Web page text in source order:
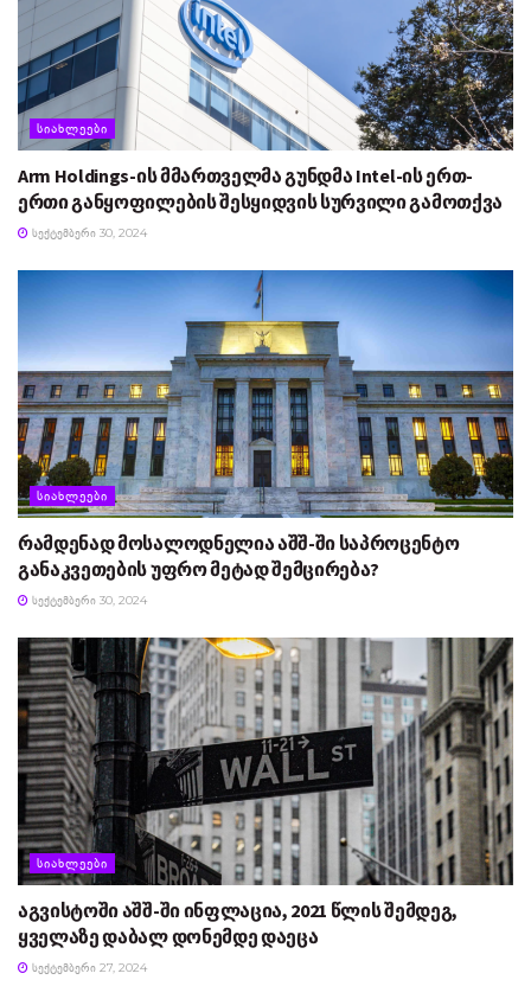
ᲡᲘᲐᲮᲚᲔᲔᲑᲘ
Arm Holdings-ის მმართველმა გუნდმა Intel-ის ერთ-
ერთი განყოფილების შესყიდვის სურვილი გამოთქვა
ᲡᲔᲥᲢᲔᲛᲑᲔᲠᲘ 30, 2024
ᲡᲘᲐᲮᲚᲔᲔᲑᲘ
რამდენად მოსალოდნელია აშშ-ში საპროცენტო
განაკვეთების უფრო მეტად შემცირება?
ᲡᲔᲥᲢᲔᲛᲑᲔᲠᲘ 30, 2024
ᲡᲘᲐᲮᲚᲔᲔᲑᲘ
აგვისტოში აშშ-ში ინფლაცია, 2021 წლის შემდეგ,
ყველაზე დაბალ დონემდე დაეცა
ᲡᲔᲥᲢᲔᲛᲑᲔᲠᲘ 27, 2024